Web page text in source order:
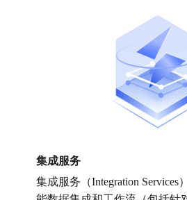
集成服务
集成服务（Integration Services